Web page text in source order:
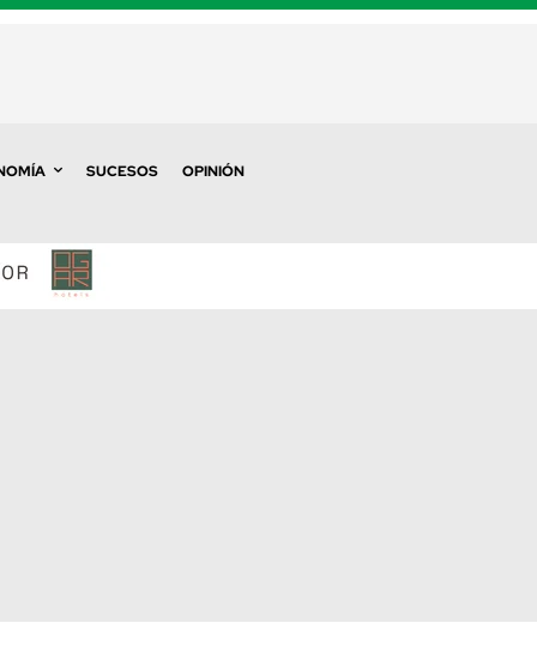
SUCESOS OPINIÓN